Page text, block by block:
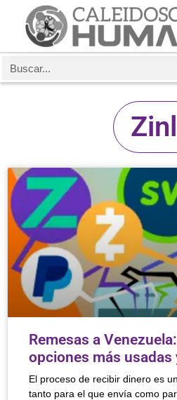
Remesas a
opciones más usadas
El proceso de recibir dinero es
tanto para el que envía como